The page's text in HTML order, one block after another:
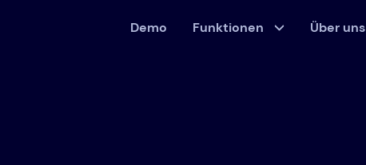
Demo Funktionen Über uns